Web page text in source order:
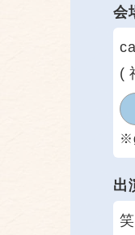
会
(
出